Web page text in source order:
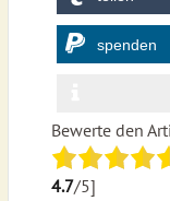
spenden
Bewerte den
4.7/5]